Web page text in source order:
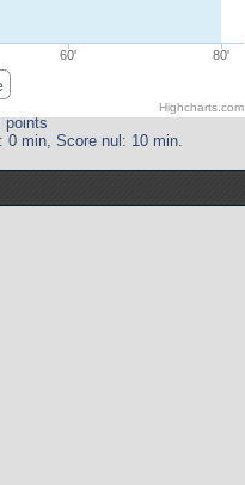
60' 80'
Highcharts.com
points
0 min, Score nul: 10 min.